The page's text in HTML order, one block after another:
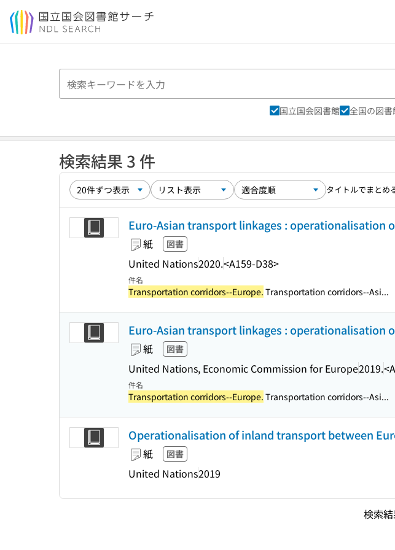
本文へ移動
国立国会図書館 全国の図書
検索結果 3 件
タイトルでまとめ
Euro-Asian transport linkages : operationalisation
紙 図書
United Nations2020.<A159-D38>
件名
Transportation corridors--Europe. Transportation corridors--Asi...
Euro-Asian transport linkages : operationalisation
紙 図書
United Nations, Economic Commission for Europe2019.
件名
Transportation corridors--Europe. Transportation corridors--Asi...
Operationalisation of inland transport between
紙 図書
United Nations2019
検索結